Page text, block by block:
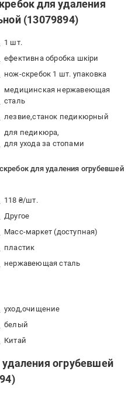
для удаления
(13079894)
1 шт.
ефективна обробка шкіри
нож-скребок 1 шт. упаковка
медицинская нержавеющая
сталь
лезвие станок педикюрный
для педикюра
для ухода за стопами
для удаления огрубевшей
118 ₴/шт.
Другое
Масс-маркет (доступная)
пластик
нержавеющая сталь
уход очищение
белый
Китай
огрубевшей